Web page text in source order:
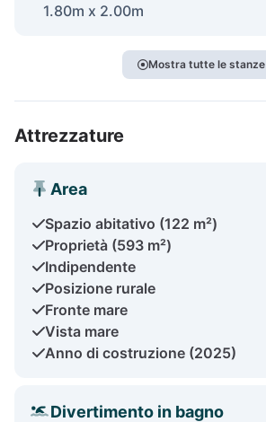
1.80m x 2.00m
Mostra tutte le stanze
Attrezzature
Area
Spazio abitativo (122 m²)
Proprietà (593 m²)
Indipendente
Posizione rurale
Fronte mare
Vista mare
Anno di costruzione (2025)
Divertimento in bagno